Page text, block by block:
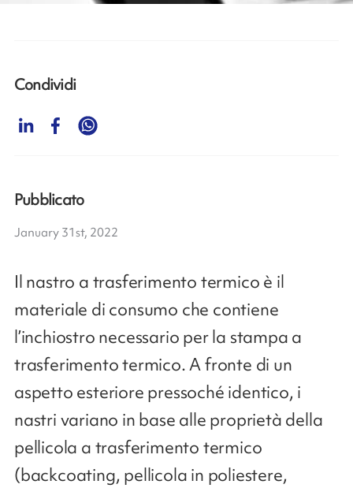
Il nastro a trasferimento termico è il
materiale di consumo che contiene
l’inchiostro necessario per la stampa a
trasferimento termico. A fronte di un
aspetto esteriore pressoché identico, i
nastri variano in base alle proprietà della
pellicola a trasferimento termico
(backcoating, pellicola in poliestere,
Condividi
Pubblicato
January 31st, 2022